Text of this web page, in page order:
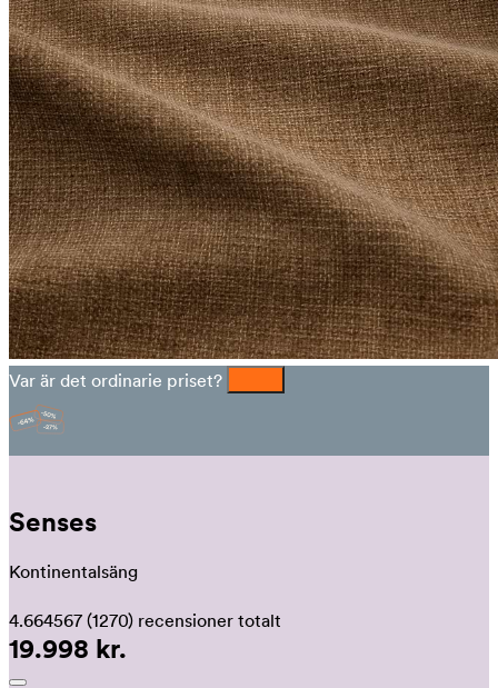
Var är det ordinarie priset?
Senses
Kontinentalsäng
4.664567 (1270) recensioner totalt
19.998 kr.